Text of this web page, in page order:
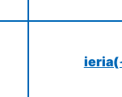
ieria(